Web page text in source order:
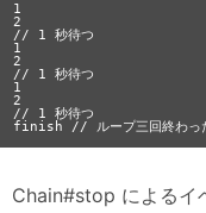
1
2
// 1 秒待つ
1
2
// 1 秒待つ
1
2
// 1 秒待つ
Chain#stop によるイ